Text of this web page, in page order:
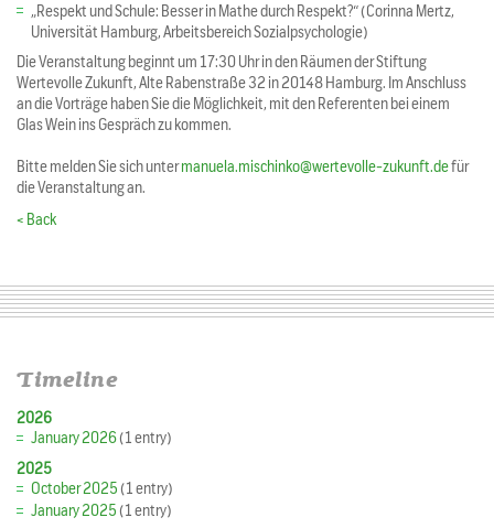
„Respekt und Schule: Besser in Mathe durch Respekt?“ (Corinna Mertz,
Universität Hamburg, Arbeitsbereich Sozialpsychologie)
Die Veranstaltung beginnt um 17:30 Uhr in den Räumen der Stiftung
Wertevolle Zukunft, Alte Rabenstraße 32 in 20148 Hamburg. Im Anschluss
an die Vorträge haben Sie die Möglichkeit, mit den Referenten bei einem
Glas Wein ins Gespräch zu kommen.
Bitte melden Sie sich untermanuela.mischinko@wertevolle-zukunft.defür
die Veranstaltung an.
< Back
Timeline
2026
January 2026(1 entry)
2025
October 2025(1 entry)
January 2025(1 entry)